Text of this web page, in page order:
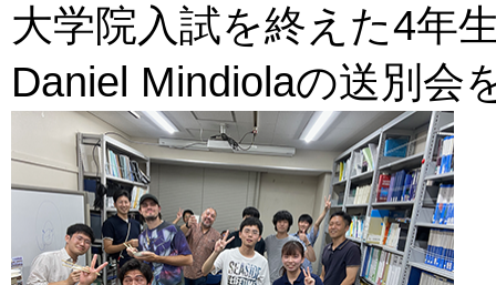
大学院入試を終えた4年
Daniel Mindiolaの送別会